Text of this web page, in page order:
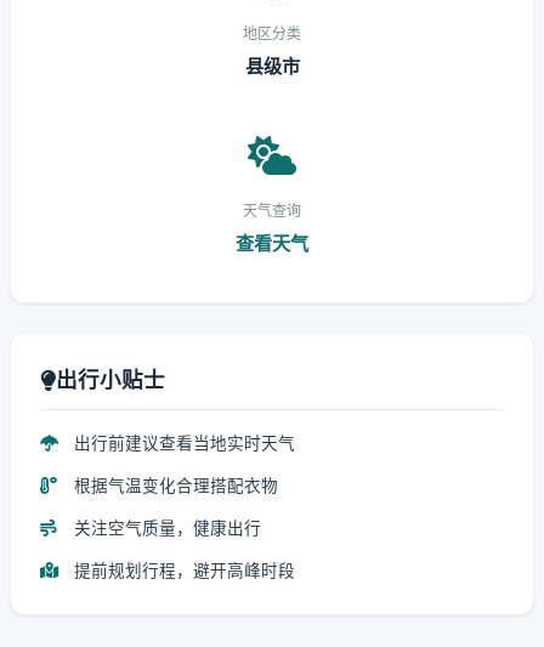
地区分类
县级市
天气查询
查看天气
出行小贴士
出行前建议查看当地实时天气
根据气温变化合理搭配衣物
关注空气质量，健康出行
提前规划行程，避开高峰时段